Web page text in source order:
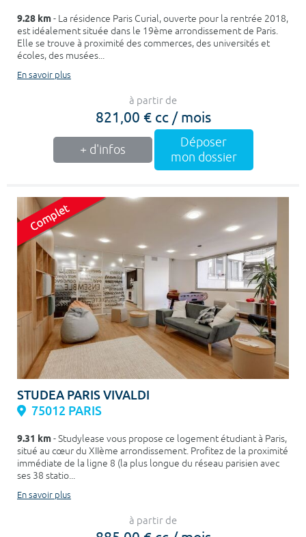
9.28 km- La résidence Paris Curial, ouverte pour la rentrée 2018,
est idéalement située dans le 19ème arrondissement de Paris.
Elle se trouve à proximité des commerces, des universités et
écoles, des musées...
En savoir plus
à partir de
821,00 € cc / mois
+ d'infos
Déposer
mon dossier
STUDEA PARIS VIVALDI
75012 PARIS
9.31 km- Studylease vous propose ce logement étudiant à Paris,
situé au cœur du XIIème arrondissement. Profitez de la proximité
immédiate de la ligne 8 (la plus longue du réseau parisien avec
ses 38 statio...
En savoir plus
à partir de